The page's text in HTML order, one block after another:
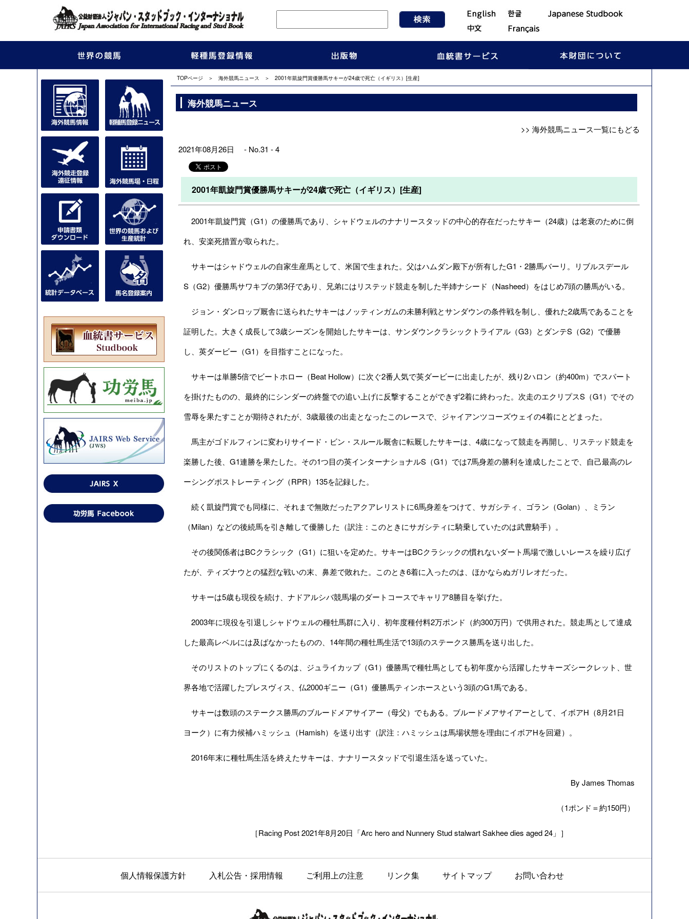
TOPページ ＞ 海外競馬ニュース ＞ 2001年凱旋門賞優勝馬サキーが24歳で死亡（イギリス）[生産]
海外競馬ニュース
>> 海外競馬ニュース一覧にもどる
2021年08月26日 - No.31 - 4
2001年凱旋門賞優勝馬サキーが24歳で死亡（イギリス）[生産]
2001年凱旋門賞（G1）の優勝馬であり、シャドウェルのナナリースタッドの中心的存在だったサキー（24歳）は老衰のために倒
れ、安楽死措置が取られた。
サキーはシャドウェルの自家生産馬として、米国で生まれた。父はハムダン殿下が所有したG1・2勝馬バーリ。リブルスデール
S（G2）優勝馬サワキブの第3仔であり、兄弟にはリステッド競走を制した半姉ナシード（Nasheed）をはじめ7頭の勝馬がいる。
ジョン・ダンロップ厩舎に送られたサキーはノッティンガムの未勝利戦とサンダウンの条件戦を制し、優れた2歳馬であることを
証明した。大きく成長して3歳シーズンを開始したサキーは、サンダウンクラシックトライアル（G3）とダンテS（G2）で優勝
し、英ダービー（G1）を目指すことになった。
サキーは単勝5倍でビートホロー（Beat Hollow）に次ぐ2番人気で英ダービーに出走したが、残り2ハロン（約400m）でスパート
を掛けたものの、最終的にシンダーの終盤での追い上げに反撃することができず2着に終わった。次走のエクリプスS（G1）でその
雪辱を果たすことが期待されたが、3歳最後の出走となったこのレースで、ジャイアンツコーズウェイの4着にとどまった。
馬主がゴドルフィンに変わりサイード・ビン・スルール厩舎に転厩したサキーは、4歳になって競走を再開し、リステッド競走を
楽勝した後、G1連勝を果たした。その1つ目の英インターナショナルS（G1）では7馬身差の勝利を達成したことで、自己最高のレ
ーシングポストレーティング（RPR）135を記録した。
続く凱旋門賞でも同様に、それまで無敗だったアクアレリストに6馬身差をつけて、サガシティ、ゴラン（Golan）、ミラン
（Milan）などの後続馬を引き離して優勝した（訳注：このときにサガシティに騎乗していたのは武豊騎手）。
その後関係者はBCクラシック（G1）に狙いを定めた。サキーはBCクラシックの慣れないダート馬場で激しいレースを繰り広げ
たが、ティズナウとの猛烈な戦いの末、鼻差で敗れた。このとき6着に入ったのは、ほかならぬガリレオだった。
サキーは5歳も現役を続け、ナドアルシバ競馬場のダートコースでキャリア8勝目を挙げた。
2003年に現役を引退しシャドウェルの種牡馬群に入り、初年度種付料2万ポンド（約300万円）で供用された。競走馬として達成
した最高レベルには及ばなかったものの、14年間の種牡馬生活で13頭のステークス勝馬を送り出した。
そのリストのトップにくるのは、ジュライカップ（G1）優勝馬で種牡馬としても初年度から活躍したサキーズシークレット、世
界各地で活躍したプレスヴィス、仏2000ギニー（G1）優勝馬ティンホースという3頭のG1馬である。
サキーは数頭のステークス勝馬のブルードメアサイアー（母父）でもある。ブルードメアサイアーとして、イボアH（8月21日
ヨーク）に有力候補ハミッシュ（Hamish）を送り出す（訳注：ハミッシュは馬場状態を理由にイボアHを回避）。
2016年末に種牡馬生活を終えたサキーは、ナナリースタッドで引退生活を送っていた。
By James Thomas
（1ポンド＝約150円）
［Racing Post 2021年8月20日「Arc hero and Nunnery Stud stalwart Sakhee dies aged 24」］
個人情報保護方針 入札公告・採用情報 ご利用上の注意 リンク集 サイトマップ お問い合わせ